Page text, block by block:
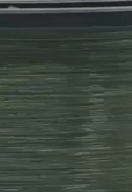
balıkçılıkta büyük kolaylık
Hangi ürün sizin
ve konforlu tasarımlarla öne
Analiz
bir inceleme, Türkçe